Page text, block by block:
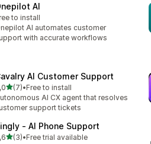
AI
to install
AI automates customer
with accurate workflows
AI Customer Support
stelle su 5
(7)
recensioni totali
•Free to install
AI CX agent that resolves
support tickets
‑ AI Phone Support
stelle su 5
(3) totali
•Free trial available